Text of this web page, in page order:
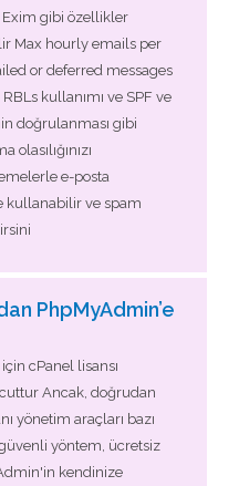
gibi özellikler
Max hourly emails per
or deferred messages
kullanımı ve SPF ve
doğrulanması gibi
e-posta
kullanabilir ve spam
PhpMyAdmin’e
cPanel lisansı
Ancak, doğrudan
yönetim araçları bazı
yöntem, ücretsiz
kendinize